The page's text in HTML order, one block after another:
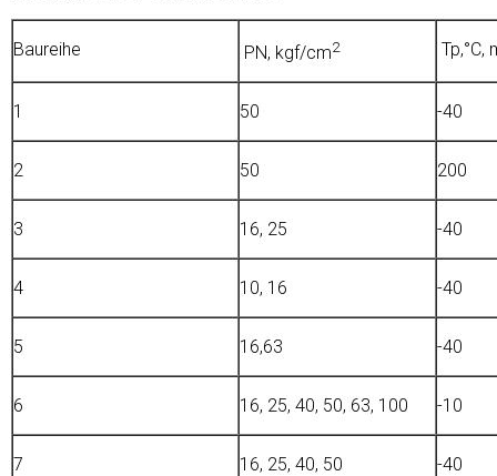
Baureihe РN, kgf/cm2 Тр,°С,
1 50 -40
2 50 200
3 16, 25 -40
4 10, 16 -40
5 16,63 -40
6 16, 25, 40, 50, 63, 100 -10
7 16, 25, 40, 50 -40